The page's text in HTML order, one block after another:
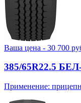
Ваша цена - 30 700
385/65R22.5
Применение: